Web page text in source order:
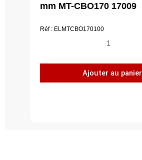
mm MT-CBO170 17009
Réf : ELMTCBO170100
quantité
Étrier
en
Ajouter au panier